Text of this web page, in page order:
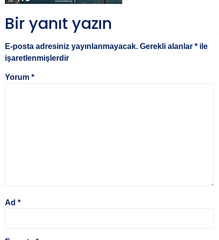
Bir yanıt yazın
E-posta adresiniz yayınlanmayacak. Gerekli alanlar * ile
işaretlenmişlerdir
Yorum *
Ad *